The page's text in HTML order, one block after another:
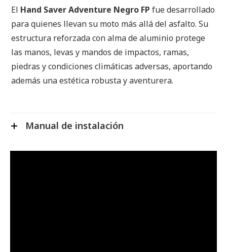
El Hand Saver Adventure Negro FP fue desarrollado
para quienes llevan su moto más allá del asfalto. Su
estructura reforzada con alma de aluminio protege
las manos, levas y mandos de impactos, ramas,
piedras y condiciones climáticas adversas, aportando
además una estética robusta y aventurera.
Manual de instalación